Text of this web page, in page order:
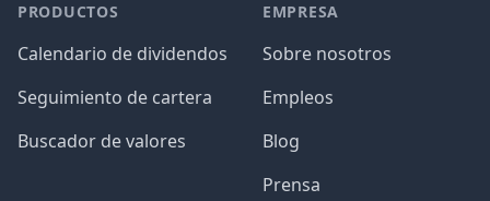
PRODUCTOS
Calendario de dividendos
Seguimiento de cartera
Buscador de valores
EMPRESA
Sobre nosotros
Empleos
Blog
Prensa